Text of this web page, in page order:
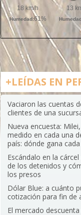
+LEÍDAS EN
Vaciaron las cuentas
clientes de una
Nueva encuesta:
medido en cada una
país: dónde gana
Escándalo en la
de los detenidos y
los presos
Dólar Blue: a cuánto
cotización para fin de
El mercado